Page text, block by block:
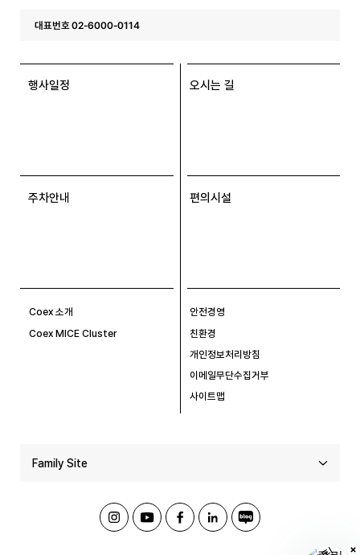
대표번호 02-6000-0114
행사일정 오시는 길
주차안내 편의시설
Coex 소개
Coex MICE Cluster
안전경영
친환경
개인정보처리방침
이메일무단수집거부
사이트맵
Family Site